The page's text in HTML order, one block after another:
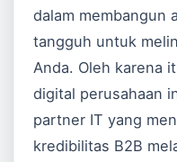
dalam membangun
tangguh untuk
Anda. Oleh karena
digital perusahaan
partner IT yang
kredibilitas B2B